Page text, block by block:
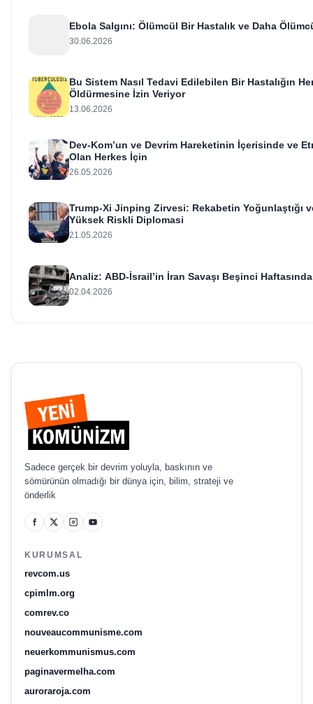
Ebola Salgını: Ölümcül Bir Hastalık ve Daha
30.06.2026
Bu Sistem Nasıl Tedavi Edilebilen Bir Hastalığın
Öldürmesine İzin Veriyor
13.06.2026
Dev-Kom’un ve Devrim Hareketinin İçerisinde ve
Olan Herkes İçin
26.05.2026
Trump-Xi Jinping Zirvesi: Rekabetin Yoğunlaştığı
Yüksek Riskli Diplomasi
21.05.2026
Analiz: ABD-İsrail’in İran Savaşı Beşinci
02.04.2026
Sadece gerçek bir devrim yoluyla, baskının ve
sömürünün olmadığı bir dünya için, bilim, strateji ve
önderlik
KURUMSAL
revcom.us
cpimlm.org
comrev.co
nouveaucommunisme.com
neuerkommunismus.com
paginavermelha.com
auroraroja.com